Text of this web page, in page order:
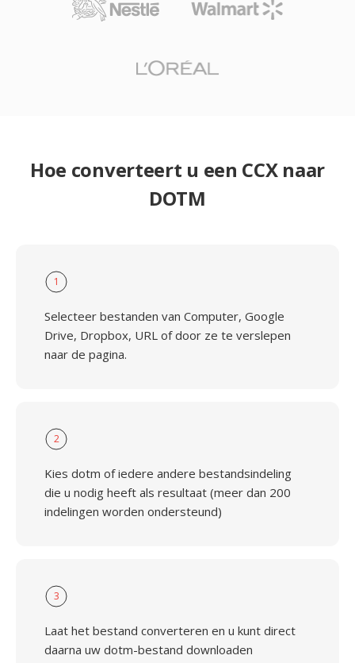
Hoe converteert u een CCX naar
DOTM
1
Selecteer bestanden van Computer, Google
Drive, Dropbox, URL of door ze te verslepen
naar de pagina.
2
Kies dotm of iedere andere bestandsindeling
die u nodig heeft als resultaat (meer dan 200
indelingen worden ondersteund)
3
Laat het bestand converteren en u kunt direct
daarna uw dotm-bestand downloaden